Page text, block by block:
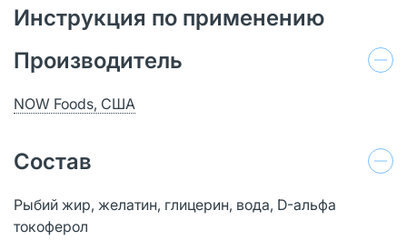
Инструкция по применению
Производитель
NOW Foods, США
Состав
Рыбий жир, желатин, глицерин, вода, D-альфа
токоферол